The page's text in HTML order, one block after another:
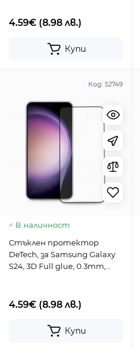
4.59€ (8.98 лв.)
Купи
Код: 52749
В наличност
Стъклен протектор
DeTech, за Samsung Galaxy
S24, 3D Full glue, 0.3mm,
4.59€ (8.98 лв.)
Купи